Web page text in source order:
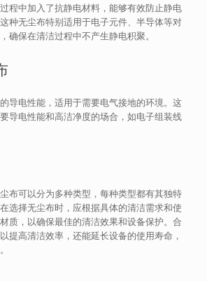
程中加入了抗静电材料，能够有效防止静电
种无尘布特别适用于电子元件、半导体等对
确保在清洁过程中不产生静电积聚。
导电性能，适用于需要电气接地的环境。这
导电性能和高洁净度的场合，如电子组装线
布可以分为多种类型，每种类型都有其独特
选择无尘布时，应根据具体的清洁需求和使
质，以确保最佳的清洁效果和设备保护。合
提高清洁效率，还能延长设备的使用寿命，